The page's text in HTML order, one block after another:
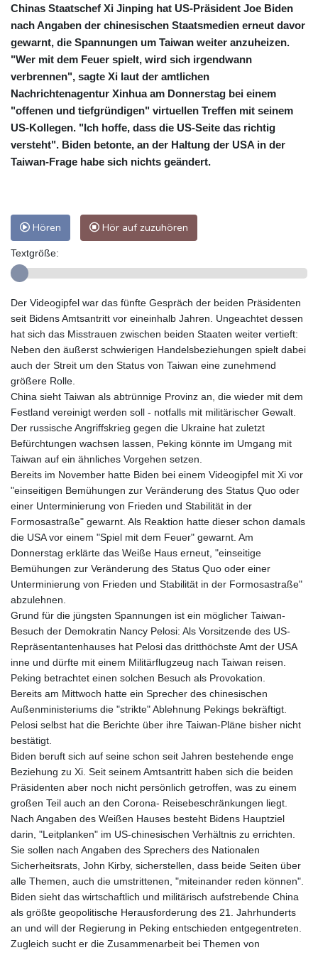
Chinas Staatschef Xi Jinping hat US-Präsident Joe Biden
nach Angaben der chinesischen Staatsmedien erneut davor
gewarnt, die Spannungen um Taiwan weiter anzuheizen.
"Wer mit dem Feuer spielt, wird sich irgendwann
verbrennen", sagte Xi laut der amtlichen
Nachrichtenagentur Xinhua am Donnerstag bei einem
"offenen und tiefgründigen" virtuellen Treffen mit seinem
US-Kollegen. "Ich hoffe, dass die US-Seite das richtig
versteht". Biden betonte, an der Haltung der USA in der
Taiwan-Frage habe sich nichts geändert.
Hören Hör auf zuzuhören
Textgröße:
Der Videogipfel war das fünfte Gespräch der beiden Präsidenten
seit Bidens Amtsantritt vor eineinhalb Jahren. Ungeachtet dessen
hat sich das Misstrauen zwischen beiden Staaten weiter vertieft:
Neben den äußerst schwierigen Handelsbeziehungen spielt dabei
auch der Streit um den Status von Taiwan eine zunehmend
größere Rolle.
China sieht Taiwan als abtrünnige Provinz an, die wieder mit dem
Festland vereinigt werden soll - notfalls mit militärischer Gewalt.
Der russische Angriffskrieg gegen die Ukraine hat zuletzt
Befürchtungen wachsen lassen, Peking könnte im Umgang mit
Taiwan auf ein ähnliches Vorgehen setzen.
Bereits im November hatte Biden bei einem Videogipfel mit Xi vor
"einseitigen Bemühungen zur Veränderung des Status Quo oder
einer Unterminierung von Frieden und Stabilität in der
Formosastraße" gewarnt. Als Reaktion hatte dieser schon damals
die USA vor einem "Spiel mit dem Feuer" gewarnt. Am
Donnerstag erklärte das Weiße Haus erneut, "einseitige
Bemühungen zur Veränderung des Status Quo oder einer
Unterminierung von Frieden und Stabilität in der Formosastraße"
abzulehnen.
Grund für die jüngsten Spannungen ist ein möglicher Taiwan-
Besuch der Demokratin Nancy Pelosi: Als Vorsitzende des US-
Repräsentantenhauses hat Pelosi das dritthöchste Amt der USA
inne und dürfte mit einem Militärflugzeug nach Taiwan reisen.
Peking betrachtet einen solchen Besuch als Provokation.
Bereits am Mittwoch hatte ein Sprecher des chinesischen
Außenministeriums die "strikte" Ablehnung Pekings bekräftigt.
Pelosi selbst hat die Berichte über ihre Taiwan-Pläne bisher nicht
bestätigt.
Biden beruft sich auf seine schon seit Jahren bestehende enge
Beziehung zu Xi. Seit seinem Amtsantritt haben sich die beiden
Präsidenten aber noch nicht persönlich getroffen, was zu einem
großen Teil auch an den Corona- Reisebeschränkungen liegt.
Nach Angaben des Weißen Hauses besteht Bidens Hauptziel
darin, "Leitplanken" im US-chinesischen Verhältnis zu errichten.
Sie sollen nach Angaben des Sprechers des Nationalen
Sicherheitsrats, John Kirby, sicherstellen, dass beide Seiten über
alle Themen, auch die umstrittenen, "miteinander reden können".
Biden sieht das wirtschaftlich und militärisch aufstrebende China
als größte geopolitische Herausforderung des 21. Jahrhunderts
an und will der Regierung in Peking entschieden entgegentreten.
Zugleich sucht er die Zusammenarbeit bei Themen von